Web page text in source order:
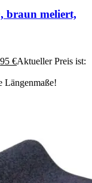
braun meliert,
€Aktueller Preis ist:
Längenmaße!